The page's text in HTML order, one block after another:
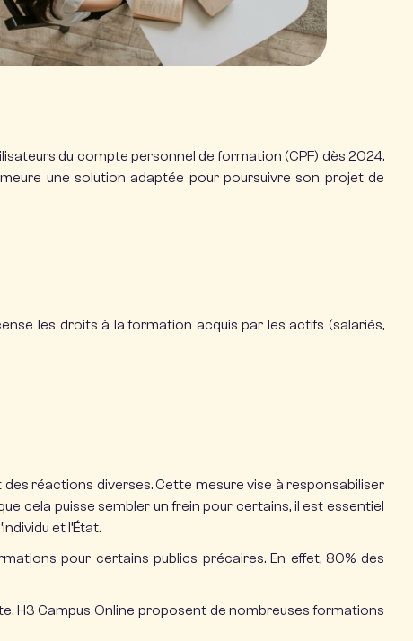
du compte personnel de formation (CPF) dès 2024.
une solution adaptée pour poursuivre son projet de
les droits à la formation acquis par les actifs (salariés,
des réactions diverses. Cette mesure vise à responsabiliser
cela puisse sembler un frein pour certains, il est essentiel
et l’État.
pour certains publics précaires. En effet, 80% des
H3 Campus Online proposent de nombreusesformations